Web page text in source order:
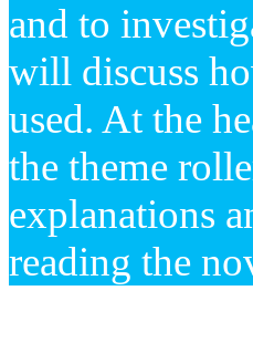
and to
will discuss
used. At the
the theme
explanations
reading the